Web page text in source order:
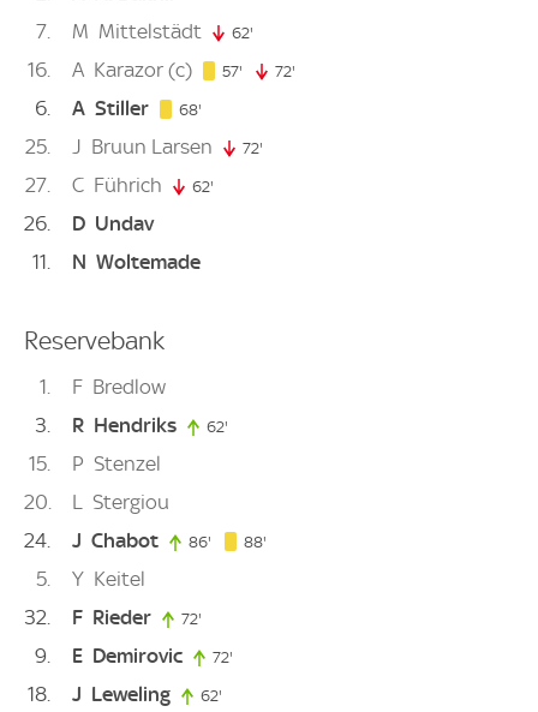
7
M Mittelstädt 62'
16 A Karazor (c) 57' 57. minute
72'
6 A Stiller 68'
25 J Bruun Larsen 72'
27 C Führich 62'
26 D Undav
11
N Woltemade
Reservebank
1 F Bredlow
3
R Hendriks 62'
15 P Stenzel
20
L
Stergiou
24
J Chabot 86' 86. minute
88'
5 Y Keitel
32
F Rieder 72'
9 E Demirovic 72'
18 J Leweling 62'